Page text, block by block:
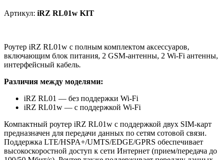
Артикул: iRZ RL01w KIT
Роутер iRZ RL01w с полным комплектом аксессуаров,
включающим блок питания, 2 GSM-антенны, 2 Wi-Fi антенны,
интерфейсный кабель.
Различия между моделями:
iRZ RL01 — без поддержки Wi-Fi
iRZ RL01w — с поддержкой Wi-Fi
Компактный роутер iRZ RL01w с поддержкой двух SIM-карт
предназначен для передачи данных по сетям сотовой связи.
Поддержка LTE/HSPA+/UMTS/EDGE/GPRS обеспечивает
высокоскоростной доступ к сети Интернет (прием/передача до